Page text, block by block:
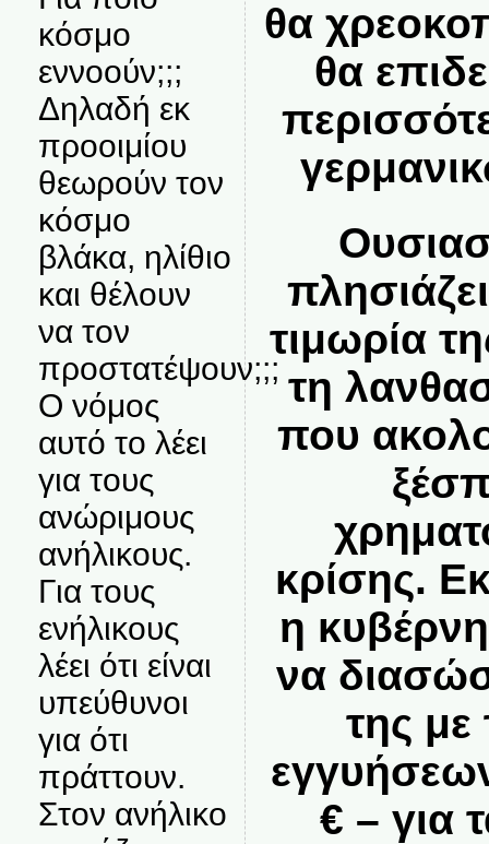
κόσμο
εννοούν;;;
Δηλαδή εκ
προοιμίου
θεωρούν τον
κόσμο
βλάκα, ηλίθιο
και θέλουν
να τον
προστατέψουν;;;
Ο νόμος
αυτό το λέει
για τους
ανώριμους
ανήλικους.
Για τους
ενήλικους
λέει ότι είναι
υπεύθυνοι
για ότι
πράττουν.
Στον ανήλικο
θα
θα
τιμωρία
τη
που
κρίσης.
η
να
της
€ – για